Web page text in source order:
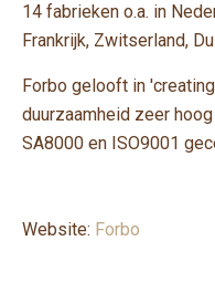
14 fabrieken o.a. in
Frankrijk, Zwitserland,
Forbo gelooft in
duurzaamheid zeer
SA8000 en ISO9001
Website: Forbo